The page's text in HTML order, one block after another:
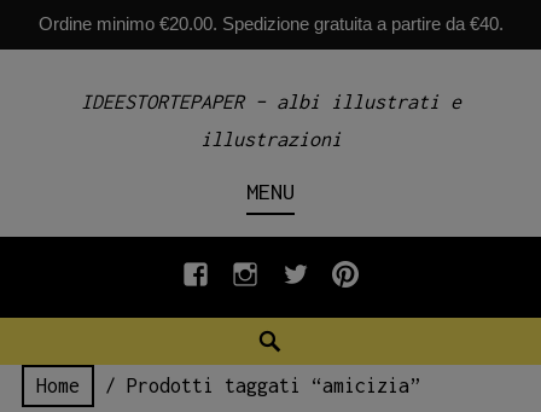
Ordine minimo €20.00. Spedizione gratuita a partire da €40.
IDEESTORTEPAPER – albi illustrati e
illustrazioni
MENU
fb INSTAGRAM
twiterpinterest
Home / Prodotti taggati “amicizia”